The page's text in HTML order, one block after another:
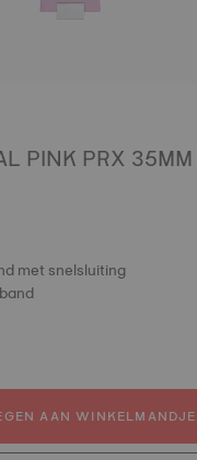
PINK PRX
met snelsluiting
AAN WINKELMANDJE